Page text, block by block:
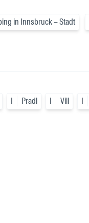
in Innsbruck – Stadt
I Pradl I Vill I